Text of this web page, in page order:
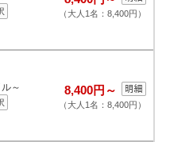
（大人1名：8,400円）
～ 8,400円～
（大人1名：8,400円）